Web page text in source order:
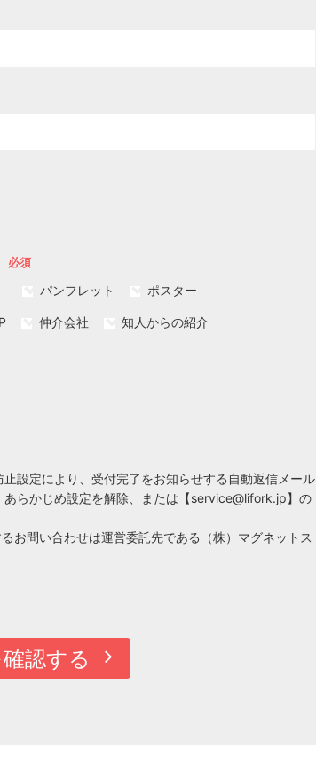
パンフレット ポスター
仲介会社 知人からの紹介
設定により、受付完了をお知らせする自動返信メール
らかじめ設定を解除、または【service@lifork.jp】の
お問い合わせは運営委託先である（株）マグネットス
認する